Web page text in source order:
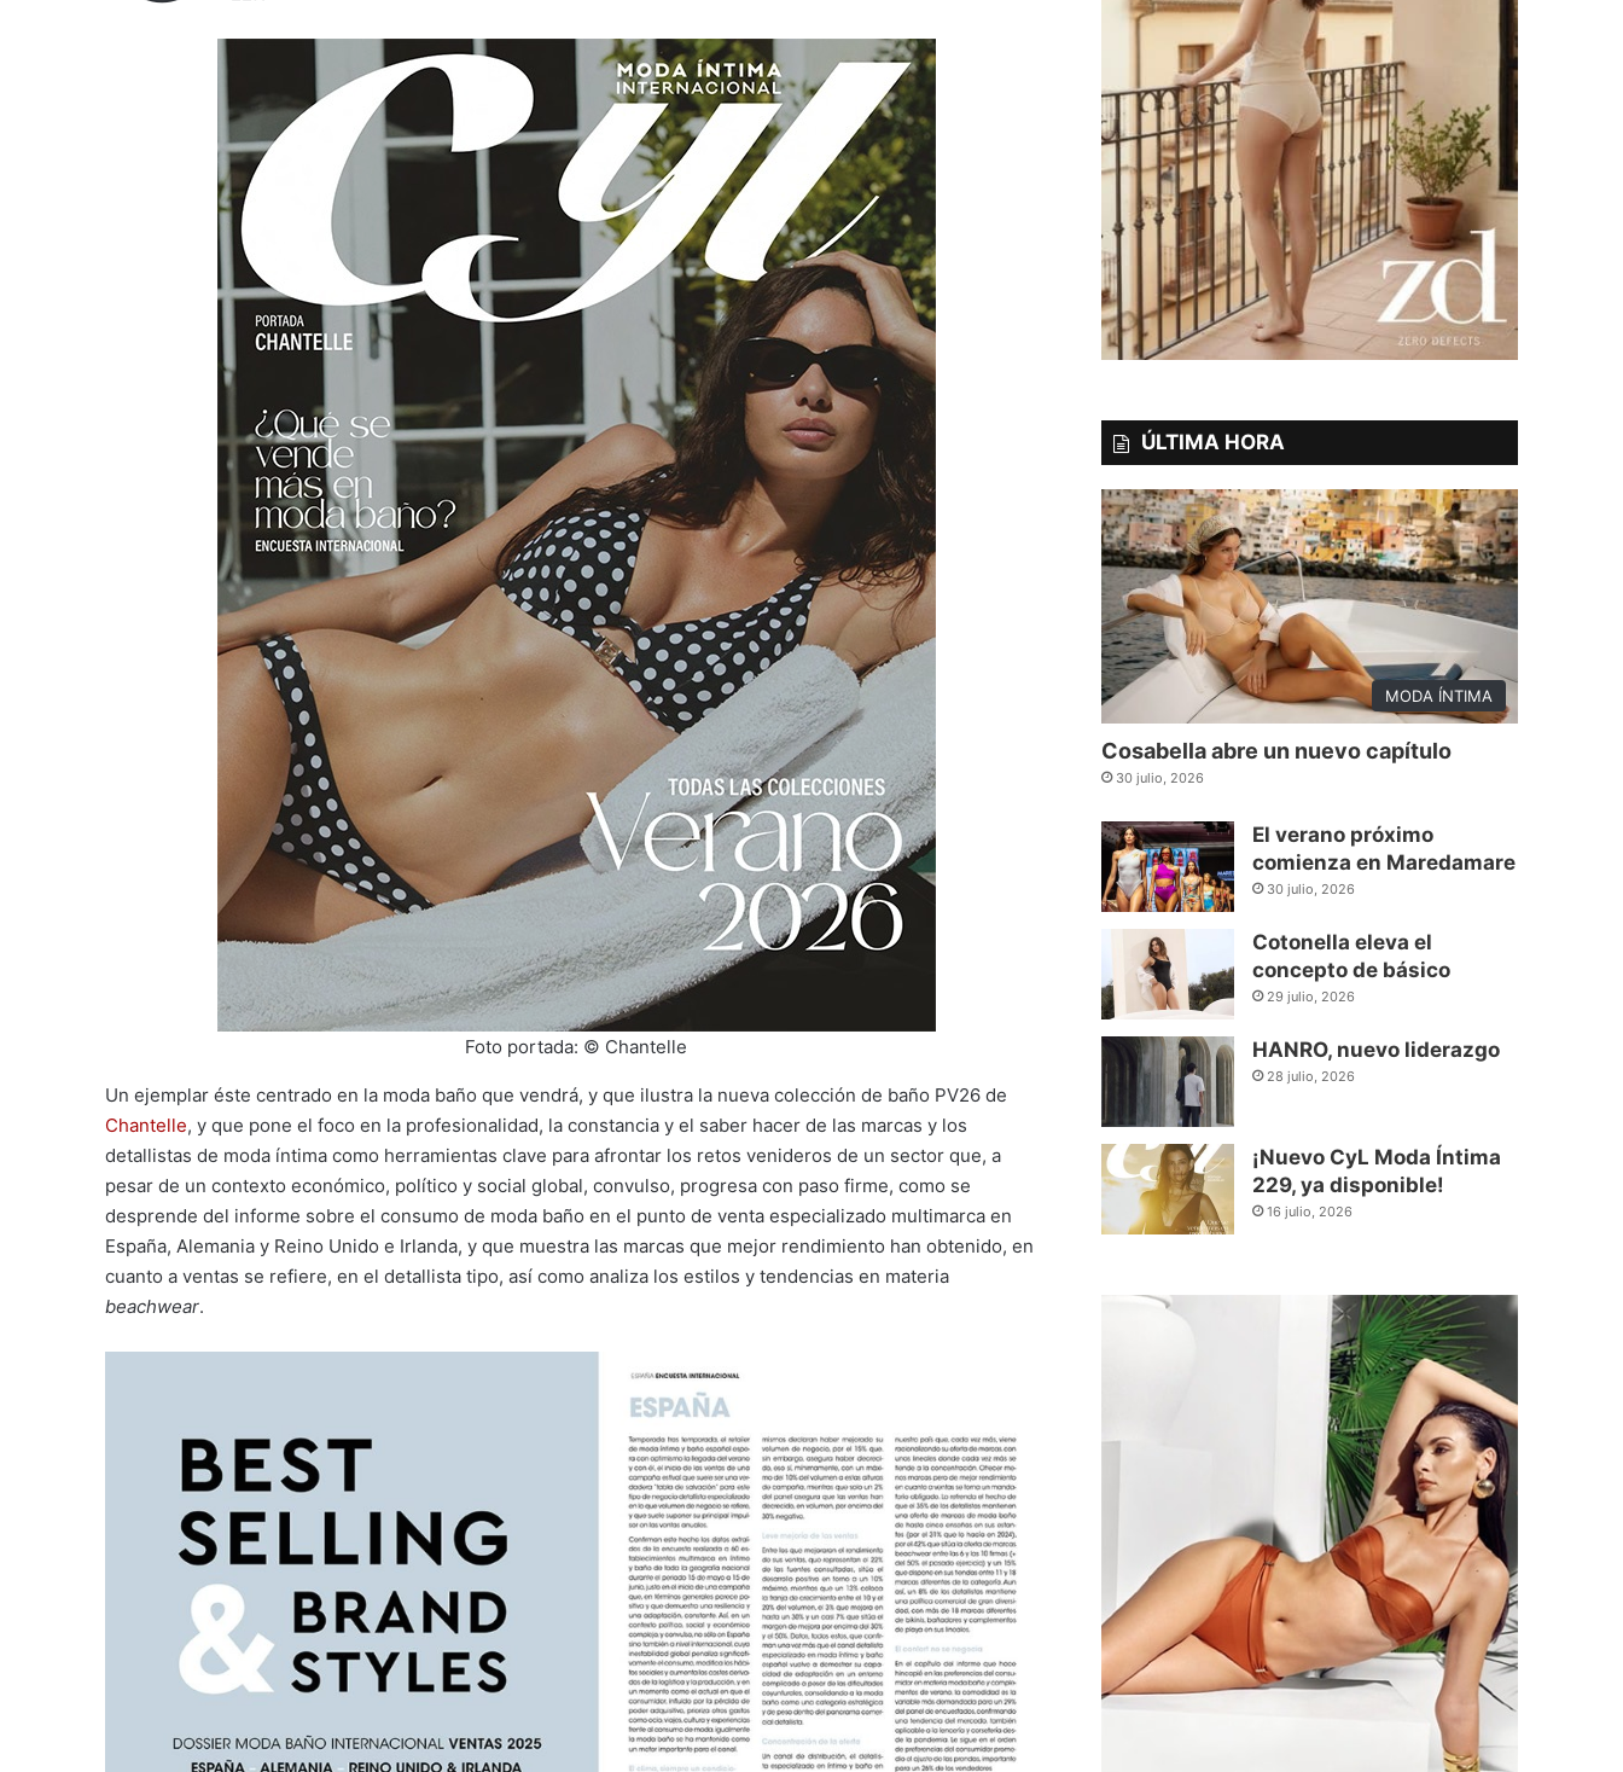
Foto portada: © Chantelle
Un ejemplar éste centrado en la moda baño que vendrá, y que ilustra la nueva colección de baño PV26 de
Chantelle, y que pone el foco en la profesionalidad, la constancia y el saber hacer de las marcas y los
detallistas de moda íntima como herramientas clave para afrontar los retos venideros de un sector que, a
pesar de un contexto económico, político y social global, convulso, progresa con paso firme, como se
desprende del informe sobre el consumo de moda baño en el punto de venta especializado multimarca en
España, Alemania y Reino Unido e Irlanda, y que muestra las marcas que mejor rendimiento han obtenido, en
cuanto a ventas se refiere, en el detallista tipo, así como analiza los estilos y tendencias en materia
beachwear.
ÚLTIMA HORA
MODA ÍNTIMA
Cosabella abre un nuevo capítulo
30 julio, 2026
El verano próximo
comienza en Maredamare
30 julio, 2026
Cotonella eleva el
concepto de básico
29 julio, 2026
HANRO, nuevo liderazgo
28 julio, 2026
¡Nuevo CyL Moda Íntima
229, ya disponible!
16 julio, 2026